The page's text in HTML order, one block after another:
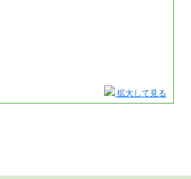
拡大して見る